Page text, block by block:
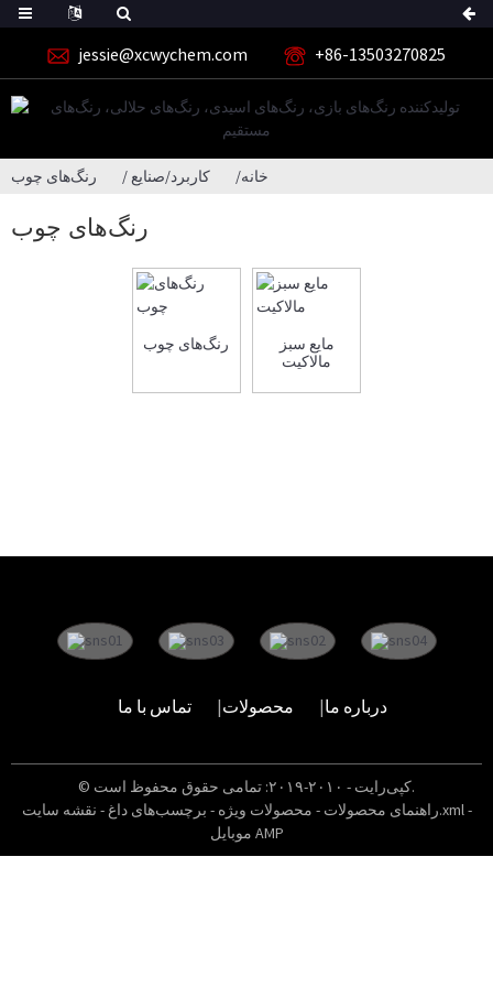
jessie@xcwychem.com ‎+86-13503270825‎
خانه کاربرد/صنایع رنگ‌های چوب
رنگ‌های چوب
رنگ‌های چوب
مایع سبز
مالاکیت
درباره ما محصولات تماس با ما
© کپی‌رایت - ۲۰۱۰-۲۰۱۹: تمامی حقوق محفوظ است.
راهنمای محصولات - محصولات ویژه - برچسب‌های داغ - نقشه سایت.xml-
موبایل AMP